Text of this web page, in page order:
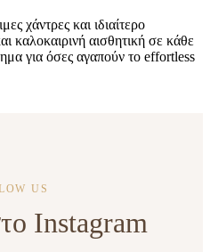
χάντρες και ιδιαίτερο
καλοκαιρινή αισθητική σε κάθε
για όσες αγαπούν το effortless
US
Instagram